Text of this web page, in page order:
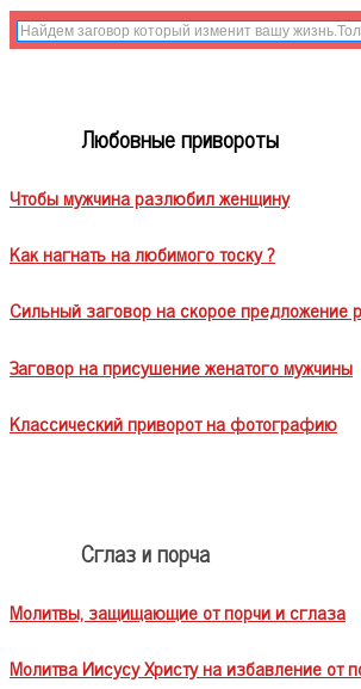
Любовные привороты
Чтобы мужчина разлюбил женщину
Как нагнать на любимого тоску ?
Сильный заговор на скорое предложение
Заговор на присушение женатого мужчины
Классический приворот на фотографию
Сглаз и порча
Молитвы, защищающие от порчи и сглаза
Молитва Иисусу Христу на избавление от